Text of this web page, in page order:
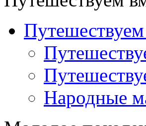
Путешествуем
Народные